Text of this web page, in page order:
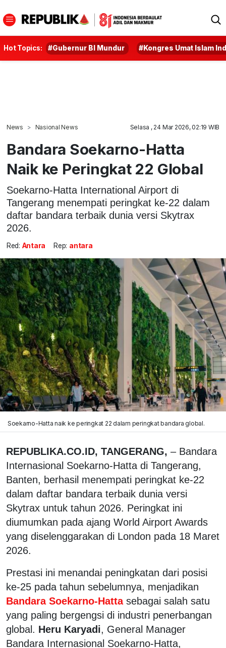
Hot Topics: #Gubernur BI Mundur #Kongres Umat Islam
News Nasional News Selasa , 24 Mar 2026, 02:19 WIB
Bandara Soekarno-Hatta
Naik ke Peringkat 22 Global
Soekarno-Hatta International Airport di
Tangerang menempati peringkat ke-22 dalam
daftar bandara terbaik dunia versi Skytrax
2026.
Red: Antara Rep: antara
Soekarno-Hatta naik ke peringkat 22 dalam peringkat bandara global.
REPUBLIKA.CO.ID, TANGERANG, – Bandara
Internasional Soekarno-Hatta di Tangerang,
Banten, berhasil menempati peringkat ke-22
dalam daftar bandara terbaik dunia versi
Skytrax untuk tahun 2026. Peringkat ini
diumumkan pada ajang World Airport Awards
yang diselenggarakan di London pada 18 Maret
2026.
Prestasi ini menandai peningkatan dari posisi
ke-25 pada tahun sebelumnya, menjadikan
Bandara Soekarno-Hatta sebagai salah satu
yang paling bergengsi di industri penerbangan
global. Heru Karyadi, General Manager
Bandara Internasional Soekarno-Hatta,